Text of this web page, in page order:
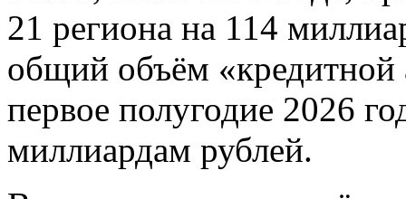
21 региона на 114
общий объём «кредитной
первое полугодие 2026
миллиардам рублей.